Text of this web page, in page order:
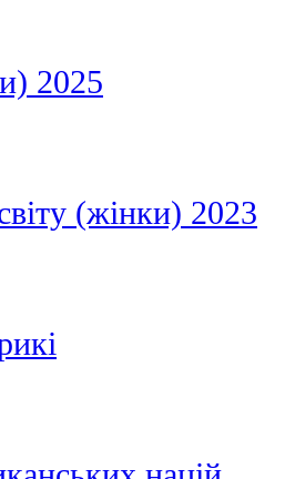
2025
(жінки) 2023